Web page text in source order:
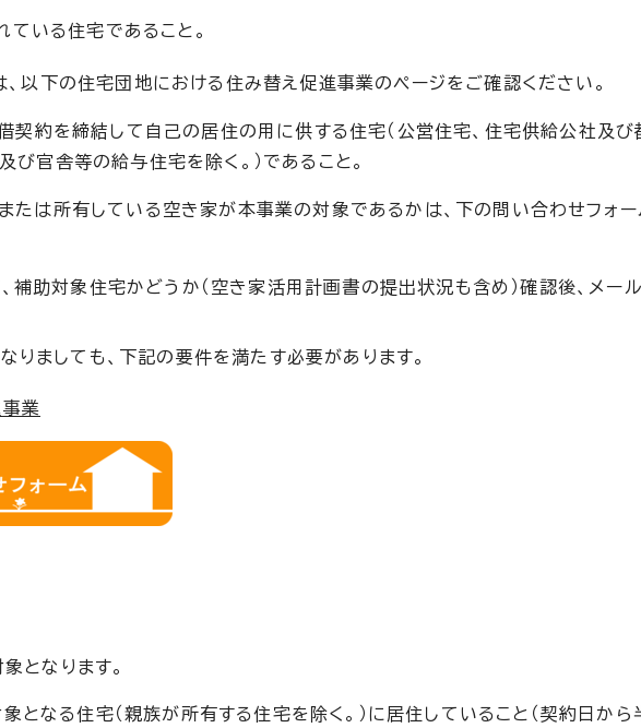
いる住宅であること。
以下の住宅団地における住み替え促進事業のページをご確認ください。
約を締結して自己の居住の用に供する住宅（公営住宅、住宅供給公社及び
官舎等の給与住宅を除く。）であること。
たは所有している空き家が本事業の対象であるかは、下の問い合わせフォー
助対象住宅かどうか（空き家活用計画書の提出状況も含め）確認後、メール
ましても、下記の要件を満たす必要があります。
業
となります。
となる住宅（親族が所有する住宅を除く。）に居住していること（契約日か